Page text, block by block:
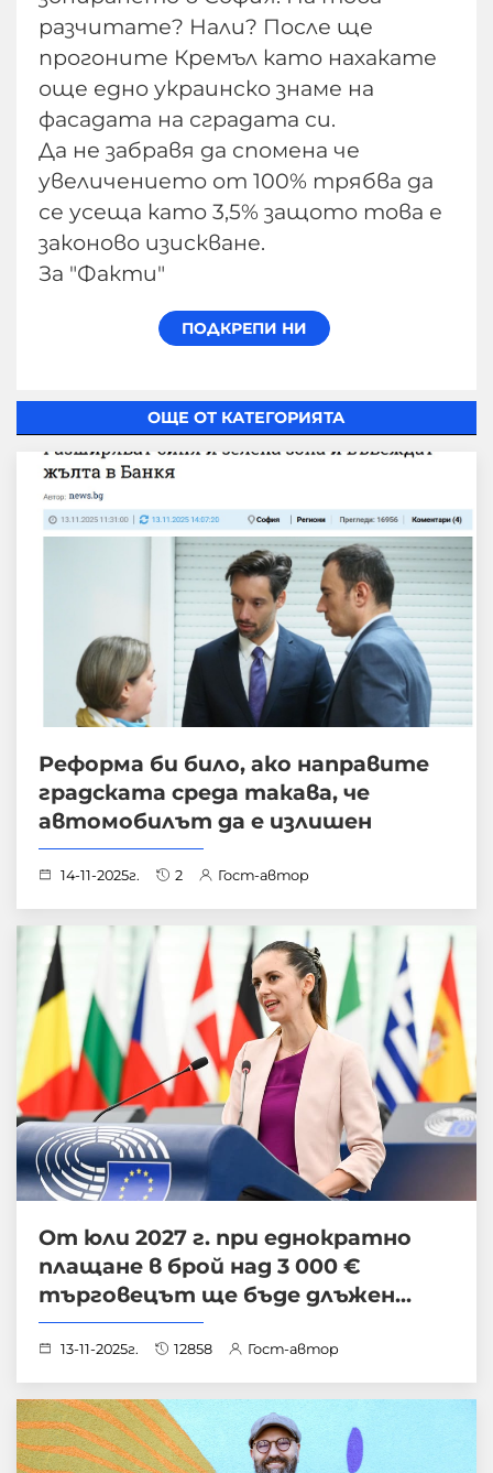
разчитате? Нали? После ще
прогоните Кремъл като нахакате
още едно украинско знаме на
фасадата на сградата си.
Да не забравя да спомена че
увеличението от 100% трябва да
се усеща като 3,5% защото това е
законово изискване.
За "Факти"
ОЩЕ ОТ КАТЕГОРИЯТА
Реформа би било, ако направите
градската среда такава, че
автомобилът да е излишен
14-11-2025г. 2 Гост-автор
От юли 2027 г. при еднократно
плащане в брой над 3 000 €
търговецът ще бъде длъжен...
13-11-2025г. 12858 Гост-автор